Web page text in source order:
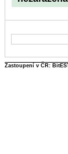
Zastoupení v ČR: